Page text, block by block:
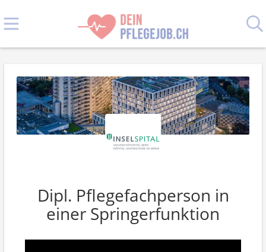
Dipl. Pflegefachperson in
einer Springerfunktion